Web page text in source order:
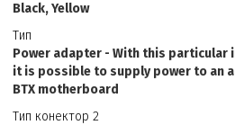
Black, Yellow
Тип
Power adapter - With this particular
it is possible to supply power to an
BTX motherboard
Тип конектор 2